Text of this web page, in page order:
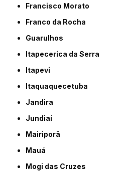
Francisco Morato
Franco da Rocha
Guarulhos
Itapecerica da Serra
Itapevi
Itaquaquecetuba
Jandira
Jundiaí
Mairiporã
Mauá
Mogi das Cruzes